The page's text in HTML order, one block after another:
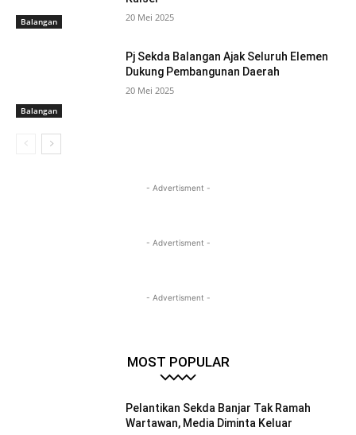
Balangan 20 Mei 2025
Balangan
Pj Sekda Balangan Ajak Seluruh Elemen
Dukung Pembangunan Daerah
20 Mei 2025
- Advertisment -
- Advertisment -
- Advertisment -
MOST POPULAR
Pelantikan Sekda Banjar Tak Ramah
Wartawan, Media Diminta Keluar